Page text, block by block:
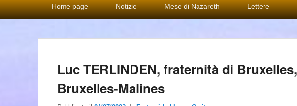
principale
Home page Notizie Mese di Nazareth Lettere
Luc TERLINDEN, fraternità di
Bruxelles-Malines